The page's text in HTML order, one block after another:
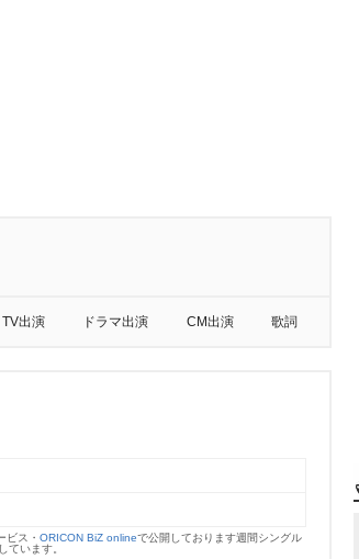
TV出演 ドラマ出演 CM出演 歌詞
ビス・ ORICON BiZ onlineで公開しております週間シングル
ています。